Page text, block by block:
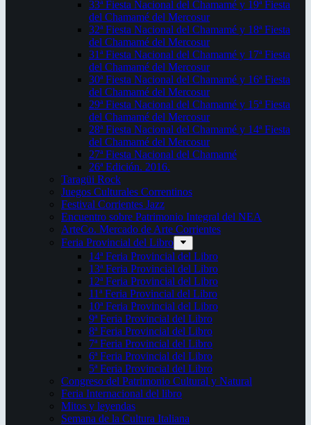
33ª Fiesta Nacional del Chamamé y 19ª Fiesta
del Chamamé del Mercosur
32ª Fiesta Nacional del Chamamé y 18ª Fiesta
del Chamamé del Mercosur
31ª Fiesta Nacional del Chamamé y 17ª Fiesta
del Chamamé del Mercosur
30ª Fiesta Nacional del Chamamé y 16ª Fiesta
del Chamamé del Mercosur
29ª Fiesta Nacional del Chamamé y 15ª Fiesta
del Chamamé del Mercosur
28ª Fiesta Nacional del Chamamé y 14ª Fiesta
del Chamamé del Mercosur
27ª Fiesta Nacional del Chamamé
26ª Edición. 2016.
Taragüi Rock
Juegos Culturales Correntinos
Festival Corrientes Jazz
Encuentro sobre Patrimonio Integral del NEA
ArteCo. Mercado de Arte Corrientes
Feria Provincial del Libro
14ª Feria Provincial del Libro
13ª Feria Provincial del Libro
12ª Feria Provincial del Libro
11ª Feria Provincial del Libro
10ª Feria Provincial del Libro
9ª Feria Provincial del Libro
8ª Feria Provincial del Libro
7ª Feria Provincial del Libro
6ª Feria Provincial del Libro
5ª Feria Provincial del Libro
Congreso del Patrimonio Cultural y Natural
Feria Internacional del libro
Mitos y leyendas
Semana de la Cultura Italiana